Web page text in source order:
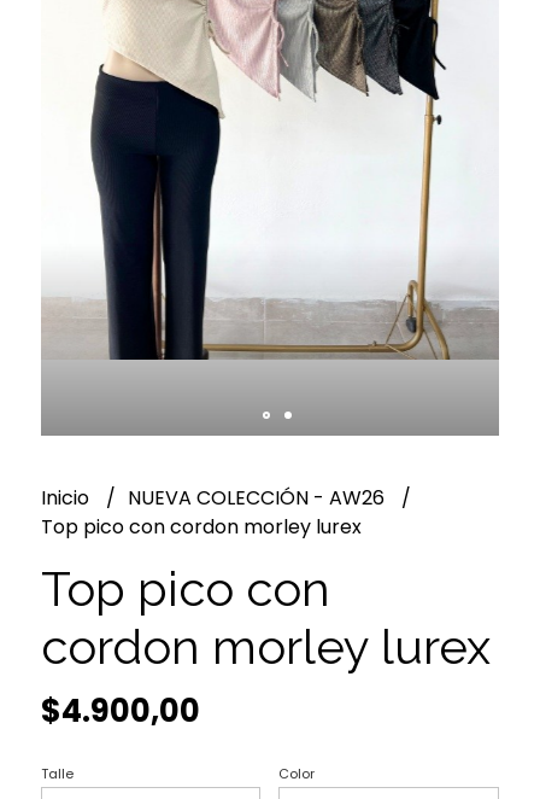
Inicio
NUEVA COLECCIÓN - AW26
Top pico con cordon morley lurex
Top pico con
cordon morley lurex
$4.900,00
Talle Color